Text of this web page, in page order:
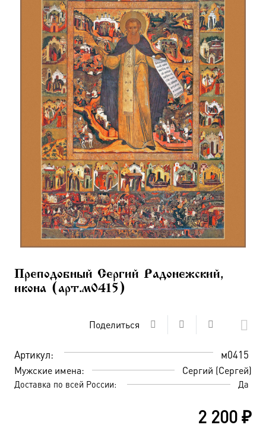
Преподобный Сергий Радонежский,
икона (арт.м0415)
Поделиться
Артикул: м0415
Мужские имена: Сергий (Сергей)
Доставка по всей России: Да
2 200₽